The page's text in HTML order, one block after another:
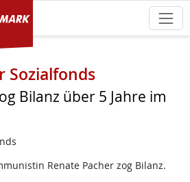
Sozialfonds
Bilanz über 5 Jahre im
Renate Pacher zog Bilanz.